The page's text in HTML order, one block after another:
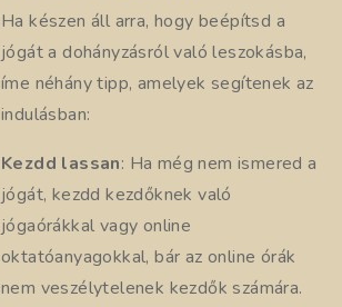
Ha készen áll arra, hogy beépítsd a
jógát a dohányzásról való leszokásba,
íme néhány tipp, amelyek segítenek az
indulásban:
Kezdd lassan: Ha még nem ismered a
jógát, kezdd kezdőknek való
jógaórákkal vagy online
oktatóanyagokkal, bár az online órák
nem veszélytelenek kezdők számára.